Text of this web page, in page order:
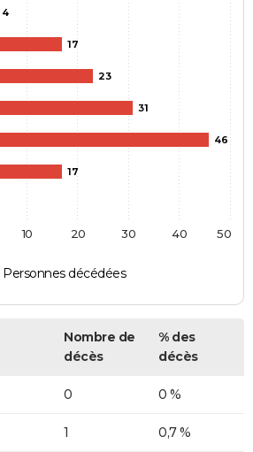
4
17
23
31
46
17
Personnes décédées
10 20 30 40 50
Nombre de
décès
% des
décès
0 0 %
1 0,7 %